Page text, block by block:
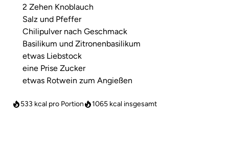
2 Zehen Knoblauch
Salz und Pfeffer
Chilipulver nach Geschmack
Basilikum und Zitronenbasilikum
etwas Liebstock
eine Prise Zucker
etwas Rotwein zum Angießen
533 kcal pro Portion 1065 kcal insgesamt